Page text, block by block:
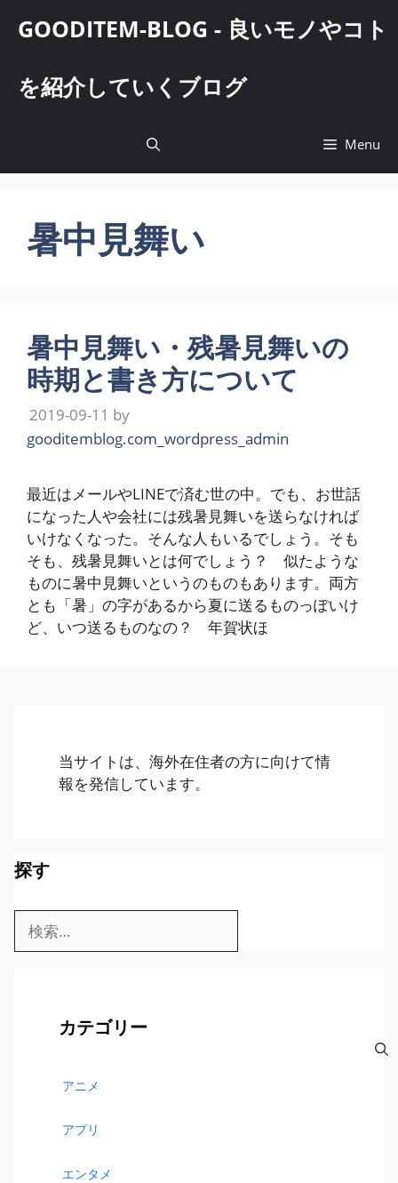
GOODITEM-BLOG - 良いモノやコト
を紹介していくブログ
Menu
暑中見舞い
暑中見舞い・残暑見舞いの
時期と書き方について
2019-09-11 by
gooditemblog.com_wordpress_admin
最近はメールやLINEで済む世の中。でも、お世話
になった人や会社には残暑見舞いを送らなければ
いけなくなった。そんな人もいるでしょう。そも
そも、残暑見舞いとは何でしょう？ 似たような
ものに暑中見舞いというのものもあります。両方
とも「暑」の字があるから夏に送るものっぽいけ
ど、いつ送るものなの？ 年賀状ほ
当サイトは、海外在住者の方に向けて情
報を発信しています。
探す
索:
カテゴリー
アニメ
アプリ
エンタメ